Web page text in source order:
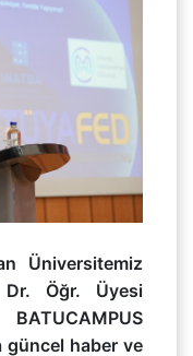
Üniversitemiz
Öğr. Üyesi
güncel haber ve